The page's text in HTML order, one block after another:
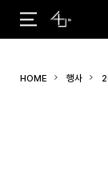
#코엑스
HOME 행사